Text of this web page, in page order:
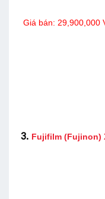
Giá bán: 29,900,000
3. Fujifilm (Fujinon)